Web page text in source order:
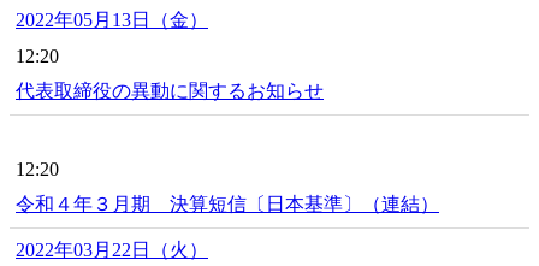
2022年05月13日（金）
12:20
代表取締役の異動に関するお知らせ
12:20
令和４年３月期 決算短信〔日本基準〕（連結）
2022年03月22日（火）